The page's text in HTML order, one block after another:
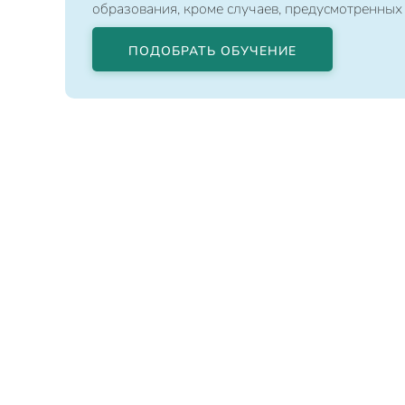
образования, кроме случаев,
ПОДОБРАТЬ ОБУЧЕНИЕ